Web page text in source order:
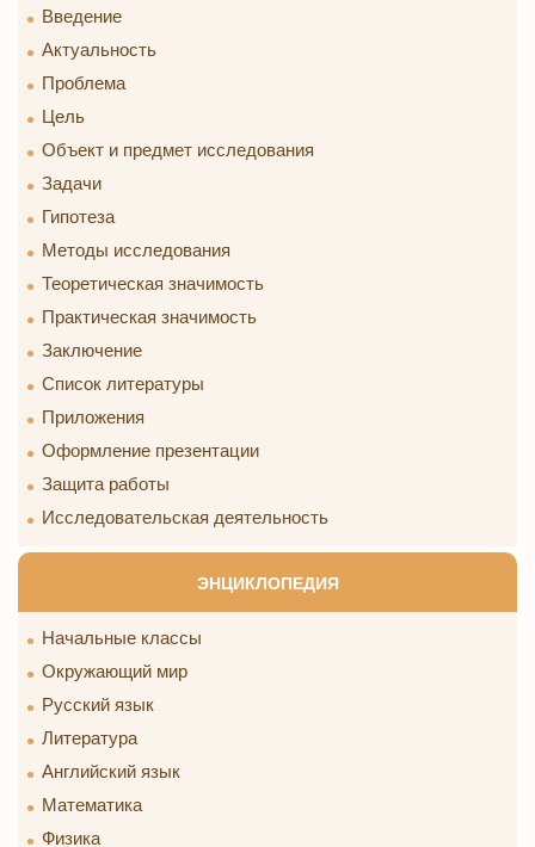
Введение
Актуальность
Проблема
Цель
Объект и предмет исследования
Задачи
Гипотеза
Методы исследования
Теоретическая значимость
Практическая значимость
Заключение
Список литературы
Приложения
Оформление презентации
Защита работы
Исследовательская деятельность
ЭНЦИКЛОПЕДИЯ
Начальные классы
Окружающий мир
Русский язык
Литература
Английский язык
Математика
Физика